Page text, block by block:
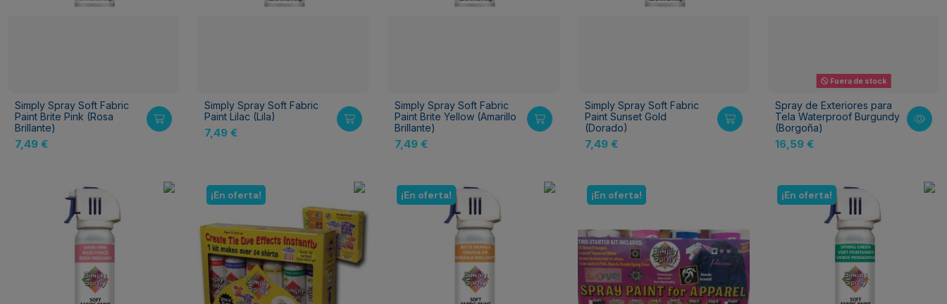
Simply Spray Soft Fabric
Paint Brite Pink (Rosa
Brillante)
7,49 €
Simply Spray Soft Fabric
Paint Lilac (Lila)
7,49 €
Simply Spray Soft Fabric
Paint Brite Yellow (Amarillo
Brillante)
7,49 €
Simply Spray Soft Fabric
Paint Sunset Gold
(Dorado)
7,49 €
Fuera de stock
Spray de Exteriores para
Tela Waterproof Burgundy
(Borgoña)
16,59 €
¡En oferta! ¡En oferta! ¡En oferta! ¡En oferta!